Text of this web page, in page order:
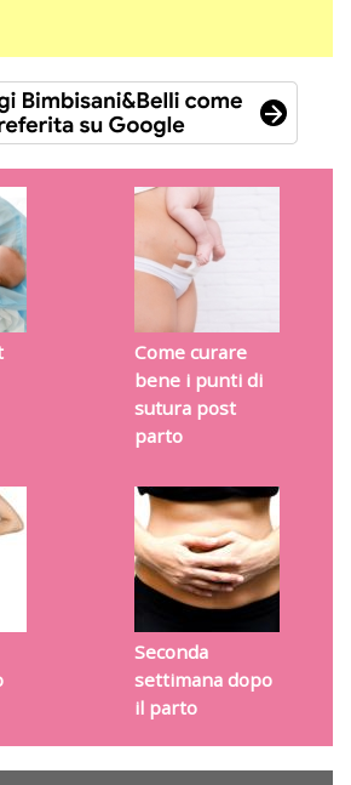
Come curare
bene i punti di
sutura post
parto
Seconda
settimana dopo
il parto